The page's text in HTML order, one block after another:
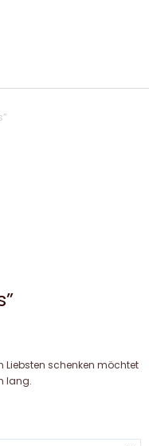
Liebsten schenken möchtet
lang.